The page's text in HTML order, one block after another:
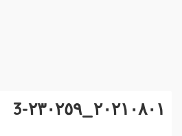
٢٠٢١٠٨٠١_٢٣٠٢٥٩-3